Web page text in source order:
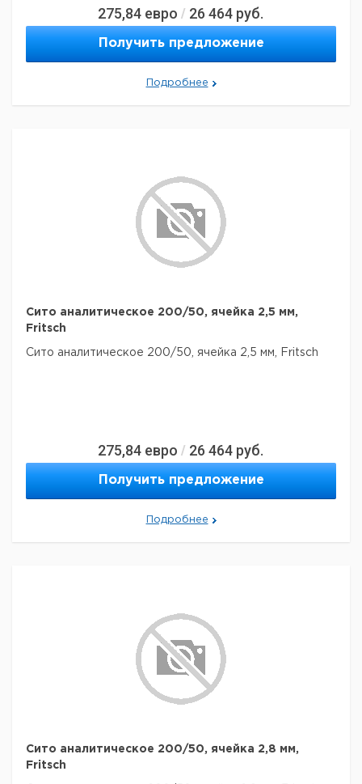
275,84 евро / 26 464 руб.
Получить предложение
Подробнее
Сито аналитическое 200/50, ячейка 2,5 мм,
Fritsch
Сито аналитическое 200/50, ячейка 2,5 мм, Fritsch
275,84 евро / 26 464 руб.
Получить предложение
Подробнее
Сито аналитическое 200/50, ячейка 2,8 мм,
Fritsch